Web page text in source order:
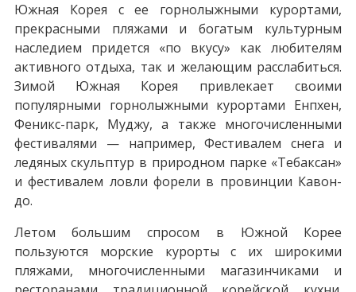
Южная Корея с ее горнолыжными курортами,
прекрасными пляжами и богатым культурным
наследием придется «по вкусу» как любителям
активного отдыха, так и желающим расслабиться.
Зимой Южная Корея привлекает своими
популярными горнолыжными курортами Енпхен,
Феникс-парк, Муджу, а также многочисленными
фестивалями — например, Фестивалем снега и
ледяных скульптур в природном парке «Тебаксан»
и фестивалем ловли форели в провинции Кавон-
до.
Летом большим спросом в Южной Корее
пользуются морские курорты с их широкими
пляжами, многочисленными магазинчиками и